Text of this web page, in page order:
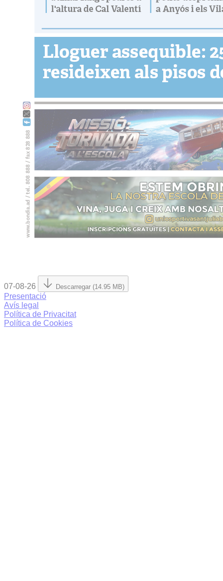
07-08-26 Descarregar (14.95 MB)
Presentació
Avís legal
Política de Privacitat
Política de Cookies